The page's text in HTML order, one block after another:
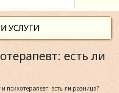
УСЛУГИ
есть ли
психотерапевт: есть ли разница?